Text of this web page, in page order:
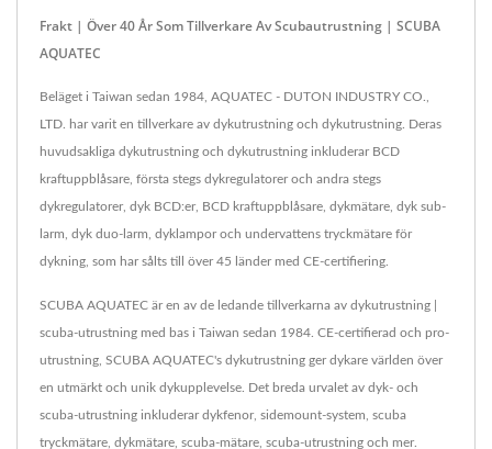
Frakt | Över 40 År Som Tillverkare Av Scubautrustning | SCUBA
AQUATEC
Beläget i Taiwan sedan 1984, AQUATEC - DUTON INDUSTRY CO.,
LTD. har varit en tillverkare av dykutrustning och dykutrustning. Deras
huvudsakliga dykutrustning och dykutrustning inkluderar BCD
kraftuppblåsare, första stegs dykregulatorer och andra stegs
dykregulatorer, dyk BCD:er, BCD kraftuppblåsare, dykmätare, dyk sub-
larm, dyk duo-larm, dyklampor och undervattens tryckmätare för
dykning, som har sålts till över 45 länder med CE-certifiering.
SCUBA AQUATEC är en av de ledande tillverkarna av dykutrustning |
scuba-utrustning med bas i Taiwan sedan 1984. CE-certifierad och pro-
utrustning, SCUBA AQUATEC's dykutrustning ger dykare världen över
en utmärkt och unik dykupplevelse. Det breda urvalet av dyk- och
scuba-utrustning inkluderar dykfenor, sidemount-system, scuba
tryckmätare, dykmätare, scuba-mätare, scuba-utrustning och mer.